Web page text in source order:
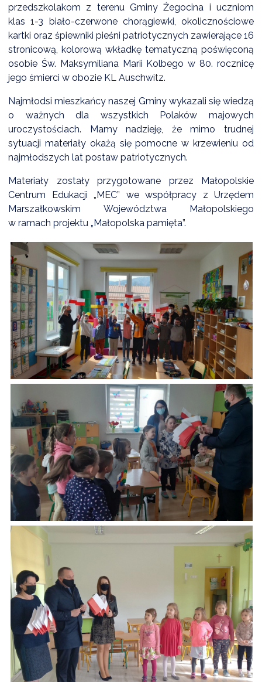
EWIDENCJA EMISYJNOŚCI BUDYNKÓW (CEEB)
przedszkolakom z terenu Gminy Żegocina i uczniom
klas 1-3 biało-czerwone chorągiewki, okolicznościowe
kartki oraz śpiewniki pieśni patriotycznych zawierające 16
stronicową, kolorową wkładkę tematyczną poświęconą
osobie Św. Maksymiliana Marii Kolbego w 80. rocznicę
jego śmierci w obozie KL Auschwitz.
Najmłodsi mieszkańcy naszej Gminy wykazali się wiedzą
o ważnych dla wszystkich Polaków majowych
uroczystościach. Mamy nadzieję, że mimo trudnej
sytuacji materiały okażą się pomocne w krzewieniu od
najmłodszych lat postaw patriotycznych.
Materiały zostały przygotowane przez Małopolskie
Centrum Edukacji „MEC” we współpracy z Urzędem
Marszałkowskim Województwa Małopolskiego
w ramach projektu „Małopolska pamięta”.